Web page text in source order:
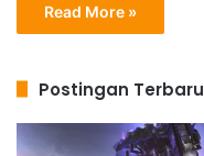
Read More »
Postingan Terbaru